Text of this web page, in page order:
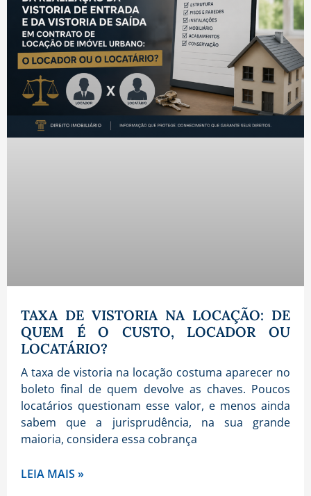
TAXA DE VISTORIA NA LOCAÇÃO: DE
QUEM É O CUSTO, LOCADOR OU
LOCATÁRIO?
A taxa de vistoria na locação costuma aparecer no
boleto final de quem devolve as chaves. Poucos
locatários questionam esse valor, e menos ainda
sabem que a jurisprudência, na sua grande
maioria, considera essa cobrança
LEIA MAIS »